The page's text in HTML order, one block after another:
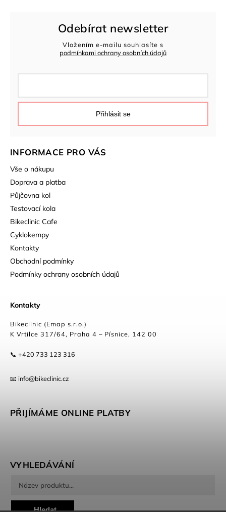
INFORMACE PRO VÁS
Vše o nákupu
Doprava a platba
Půjčovna kol
Testovací kola
Bikeclinic Cafe
Cyklokempy
Kontakty
Obchodní podmínky
Podmínky ochrany osobních údajů
Kontakty
Bikeclinic (Emap s.r.o.)
K Vrtilce 317/64, Praha 4 – Písnice, 142 00
📞 +420 733 123 316
📧 info@bikeclinic.cz
Odebírat newsletter
Vložením e-mailu souhlasíte s
podmínkami ochrany osobních údajů
Přihlásit se
PŘIJÍMÁME ONLINE PLATBY
VYHLEDÁVÁNÍ
Hledat